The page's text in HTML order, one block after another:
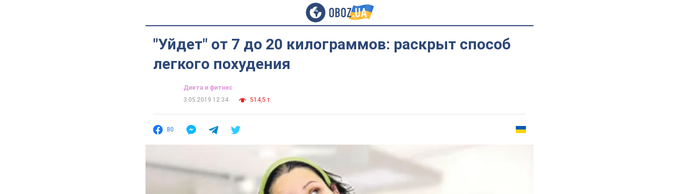
"Уйдет" от 7 до 20 килограммов: раскрыт способ
легкого похудения
Диета и фитнес
3.05.2019 12:34
514,5 т.
80